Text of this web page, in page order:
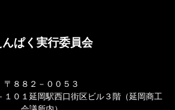
んぱく実行委員会
〒８８２－００５３
１０１延岡駅西口街区ビル３階（延岡商工